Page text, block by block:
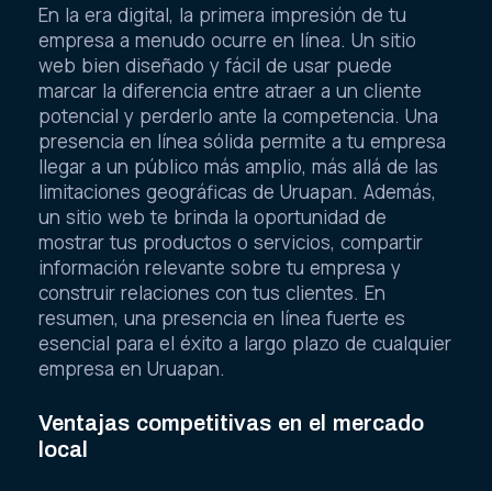
En la era digital, la primera impresión de tu
empresa a menudo ocurre en línea. Un sitio
web bien diseñado y fácil de usar puede
marcar la diferencia entre atraer a un cliente
potencial y perderlo ante la competencia. Una
presencia en línea sólida permite a tu empresa
llegar a un público más amplio, más allá de las
limitaciones geográficas de Uruapan. Además,
un sitio web te brinda la oportunidad de
mostrar tus productos o servicios, compartir
información relevante sobre tu empresa y
construir relaciones con tus clientes. En
resumen, una presencia en línea fuerte es
esencial para el éxito a largo plazo de cualquier
empresa en Uruapan.
Ventajas competitivas en el mercado
local